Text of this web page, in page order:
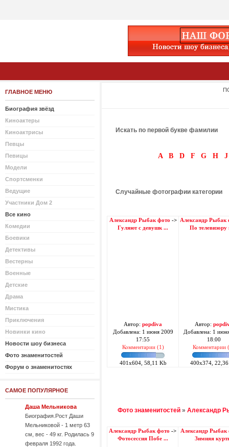
ГЛАВНОЕ МЕНЮ
Биография звёзд
Киноактеры
Киноактрисы
Певцы
Певицы
Модели
Спортсменки
Ведущие
Участники Дом 2
Все кино
Комедии
Боевики
Детективы
Вестерны
Военные
Детские
Драма
Мистика
Приключения
Новинки кино
Новости шоу бизнеса
Фото знаменитостей
Форум о знаменитостях
САМОЕ ПОПУЛЯРНОЕ
Даша Мельникова
Биография.Рост Даши
Мельниковой - 1 метр 63
см, вес - 49 кг. Родилась 9
февраля 1992 года.
Искать по первой букве фамилии
A B D F G H J
Случайные фотографии категории
Александр Рыбак фото ->
Гуляют с девушк ...
Автор: popdiva
Добавлена: 1 июня 2009
17:55
Комментарии (1)
401x604, 58,11 Kb
Александр Рыбак
По телевизору
Автор:
Добавлена: 1
18:00
Комментарии
400x374,
Фото знаменитостей » Александр
Александр Рыбак фото ->
Фотосессия Побе ...
Александр Рыбак
Зимняя